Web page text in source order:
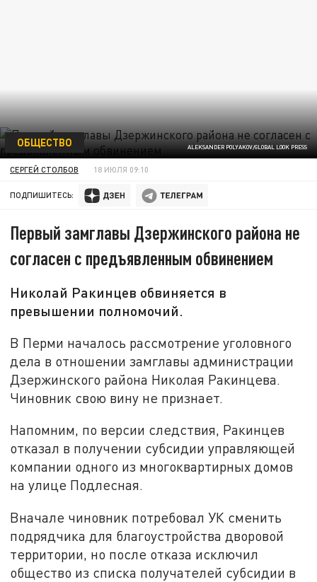
ALEKSANDER POLYAKOV/GLOBAL LOOK PRESS
ОБЩЕСТВО
СЕРГЕЙ СТОЛБОВ 18 ИЮЛЯ 09:10
ПОДПИШИТЕСЬ:
Первый замглавы Дзержинского района не
согласен с предъявленным обвинением
Николай Ракинцев обвиняется в
превышении полномочий.
В Перми началось рассмотрение уголовного
дела в отношении замглавы администрации
Дзержинского района Николая Ракинцева.
Чиновник свою вину не признает.
Напомним, по версии следствия, Ракинцев
отказал в получении субсидии управляющей
компании одного из многоквартирных домов
на улице Подлесная.
Вначале чиновник потребовал УК сменить
подрядчика для благоустройства дворовой
территории, но после отказа исключил
общество из списка получателей субсидии в